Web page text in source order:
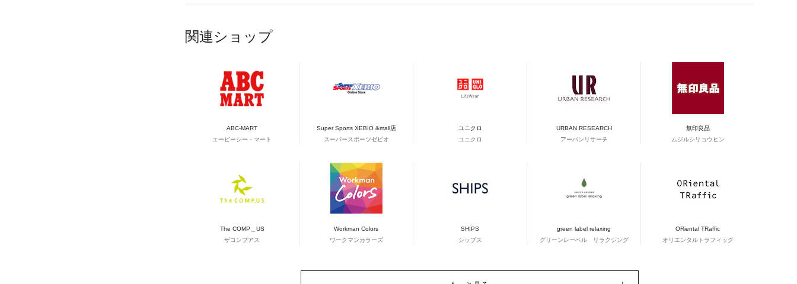
関連ショップ
ABC-MART
エービーシー・マート
Super Sports XEBIO &mall店
スーパースポーツゼビオ
ユニクロ
ユニクロ
URBAN RESEARCH
アーバンリサーチ
無印良品
ムジルシリョウヒン
The COMP＿US
ザコンプアス
Workman Colors
ワークマンカラーズ
SHIPS
シップス
green label relaxing
グリーンレーベル リラクシング
ORiental TRaffic
オリエンタルトラフィック